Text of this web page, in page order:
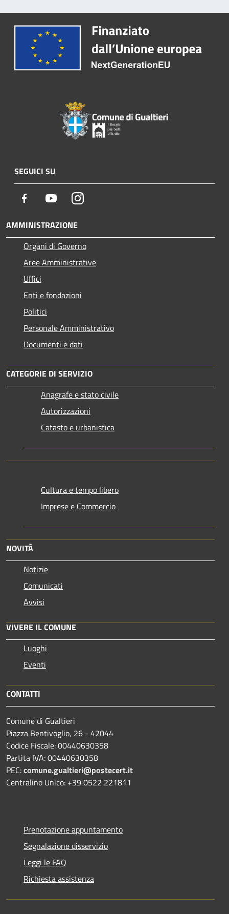
SEGUICI SU
Facebook YoutubeInstagram
AMMINISTRAZIONE
Organi di Governo
Aree Amministrative
Uffici
Enti e fondazioni
Politici
Personale Amministrativo
Documenti e dati
CATEGORIE DI SERVIZIO
Anagrafe e stato civile
Autorizzazioni
Catasto e urbanistica
Cultura e tempo libero
Imprese e Commercio
NOVITÀ
Notizie
Comunicati
Avvisi
VIVERE IL COMUNE
Luoghi
Eventi
CONTATTI
Comune di Gualtieri
Piazza Bentivoglio, 26 - 42044
Codice Fiscale: 00440630358
Partita IVA: 00440630358
PEC:comune.gualtieri@postecert.it
Centralino Unico: +39 0522 221811
Prenotazione appuntamento
Segnalazione disservizio
Leggi le FAQ
Richiesta assistenza